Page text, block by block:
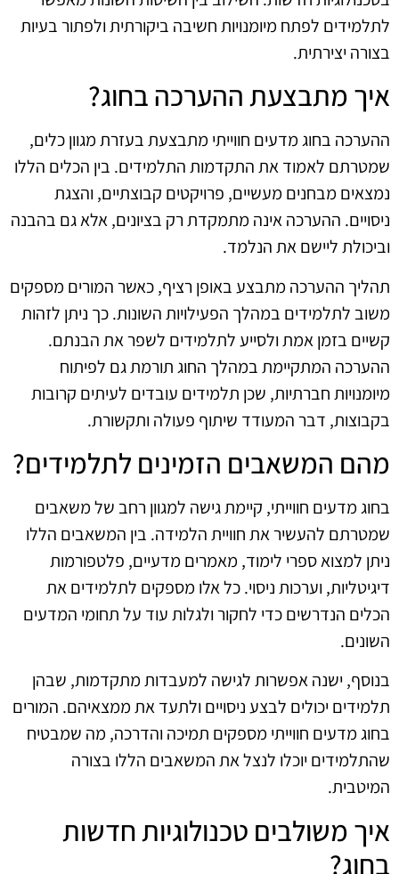
לתלמידים לפתח מיומנויות חשיבה ביקורתית ולפתור בעיות
בצורה יצירתית.
איך מתבצעת ההערכה בחוג?
ההערכה בחוג מדעים חווייתי מתבצעת בעזרת מגוון כלים,
שמטרתם לאמוד את התקדמות התלמידים. בין הכלים הללו
נמצאים מבחנים מעשיים, פרויקטים קבוצתיים, והצגת
ניסויים. ההערכה אינה מתמקדת רק בציונים, אלא גם בהבנה
וביכולת ליישם את הנלמד.
תהליך ההערכה מתבצע באופן רציף, כאשר המורים מספקים
משוב לתלמידים במהלך הפעילויות השונות. כך ניתן לזהות
קשיים בזמן אמת ולסייע לתלמידים לשפר את הבנתם.
ההערכה המתקיימת במהלך החוג תורמת גם לפיתוח
מיומנויות חברתיות, שכן תלמידים עובדים לעיתים קרובות
בקבוצות, דבר המעודד שיתוף פעולה ותקשורת.
מהם המשאבים הזמינים לתלמידים?
בחוג מדעים חווייתי, קיימת גישה למגוון רחב של משאבים
שמטרתם להעשיר את חוויית הלמידה. בין המשאבים הללו
ניתן למצוא ספרי לימוד, מאמרים מדעיים, פלטפורמות
דיגיטליות, וערכות ניסוי. כל אלו מספקים לתלמידים את
הכלים הנדרשים כדי לחקור ולגלות עוד על תחומי המדעים
השונים.
בנוסף, ישנה אפשרות לגישה למעבדות מתקדמות, שבהן
תלמידים יכולים לבצע ניסויים ולתעד את ממצאיהם. המורים
בחוג מדעים חווייתי מספקים תמיכה והדרכה, מה שמבטיח
שהתלמידים יוכלו לנצל את המשאבים הללו בצורה
המיטבית.
איך משולבים טכנולוגיות חדשות
בחוג?